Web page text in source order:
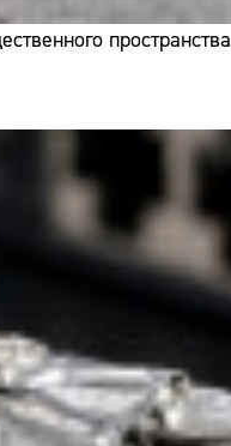
пространства